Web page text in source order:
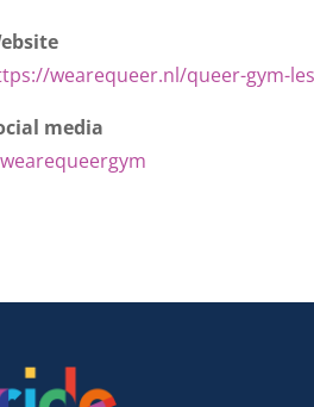
wearequeer.nl/queer-gym-
media